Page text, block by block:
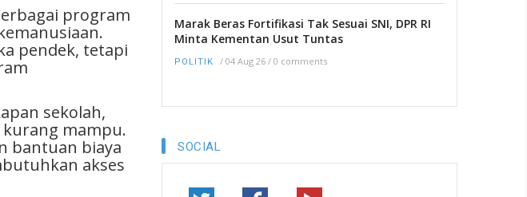
program
pendek, tetapi
sekolah,
mampu.
bantuan biaya
akses
Marak Beras Fortifikasi Tak Sesuai SNI, DPR RI
Minta Kementan Usut Tuntas
POLITIK / 04 Aug 26 / 0 comments
SOCIAL